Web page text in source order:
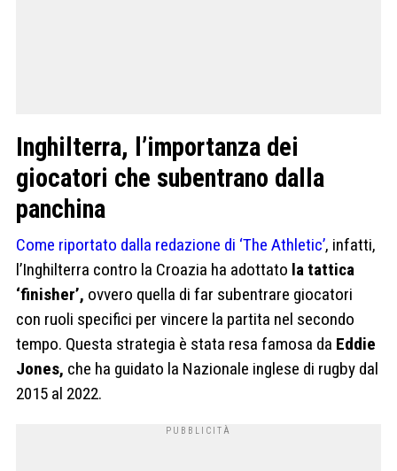
Inghilterra, l’importanza dei
giocatori che subentrano dalla
panchina
Come riportato dalla redazione di ‘The Athletic’, infatti,
l’Inghilterra contro la Croazia ha adottato la tattica
‘finisher’, ovvero quella di far subentrare giocatori
con ruoli specifici per vincere la partita nel secondo
tempo. Questa strategia è stata resa famosa da Eddie
Jones, che ha guidato la Nazionale inglese di rugby dal
2015 al 2022.